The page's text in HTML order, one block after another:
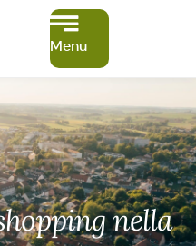
Menu
nella